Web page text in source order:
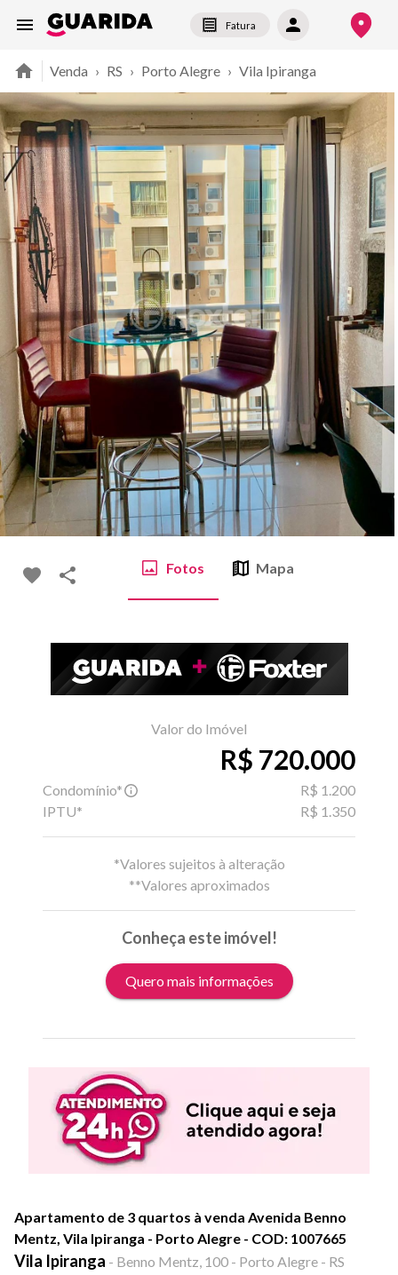
Fatura
Venda › RS › Porto Alegre › Vila Ipiranga
Fotos Mapa
Valor do Imóvel
R$ 720.000
Condomínio*
R$ 1.200
IPTU*
R$ 1.350
*Valores sujeitos à alteração
**Valores aproximados
Conheça este imóvel!
Quero mais informações
Apartamento de 3 quartos à venda Avenida Benno
Mentz, Vila Ipiranga - Porto Alegre - COD: 1007665
Vila Ipiranga - Benno Mentz, 100 - Porto Alegre - RS